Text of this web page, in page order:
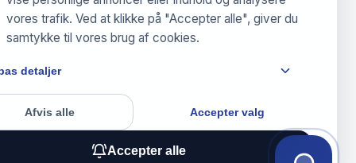
vores trafik. Ved at klikke på "Accepter alle", giver du
samtykke til vores brug af cookies.
detaljer
Afvis alle Accepter valg
Accepter alle